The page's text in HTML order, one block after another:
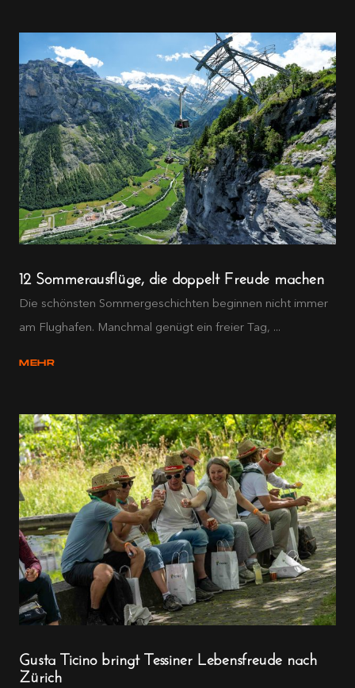
12 Sommerausflüge, die doppelt Freude machen
Die schönsten Sommergeschichten beginnen nicht immer
am Flughafen. Manchmal genügt ein freier Tag, ...
MEHR
Gusta Ticino bringt Tessiner Lebensfreude nach
Zürich